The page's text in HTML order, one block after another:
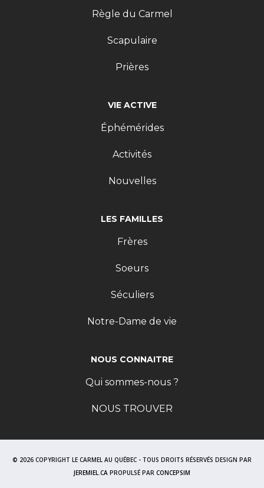
NOUS CONNAITRE
Qui sommes-nous ?
NOUS TROUVER
LES FAMILLES
Frères
Soeurs
Séculiers
Notre-Dame de vie
VIE ACTIVE
Éphémérides
Activités
Nouvelles
Règle du Carmel
Scapulaire
Prières
© 2026 COPYRIGHT LE CARMEL AU QUÉBEC - TOUS DROITS RÉSERVÉS DESIGN PAR
JEREMIEL.CA PROPULSÉ PAR CONCEPSIM